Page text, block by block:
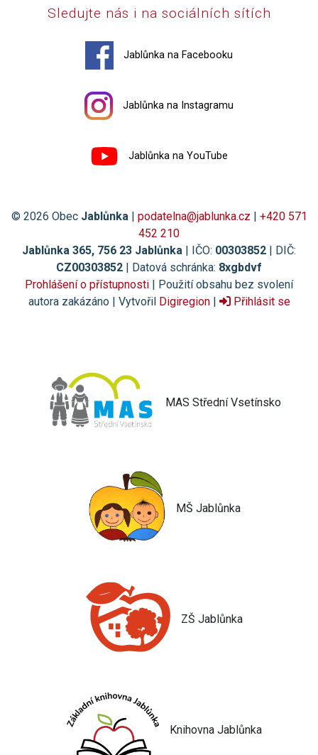
Sledujte nás i na sociálních sítích
Jablůnka na Facebooku
Jablůnka na Instagramu
Jablůnka na YouTube
© 2026 Obec Jablůnka | podatelna@jablunka.cz | +420 571
452 210
Jablůnka 365, 756 23 Jablůnka | IČO: 00303852 | DIČ:
CZ00303852 | Datová schránka: 8xgbdvf
Prohlášení o přístupnosti | Použití obsahu bez svolení
autora zakázáno | Vytvořil Digiregion| Přihlásit se
MAS Střední Vsetínsko
MŠ Jablůnka
ZŠ Jablůnka
Knihovna Jablůnka